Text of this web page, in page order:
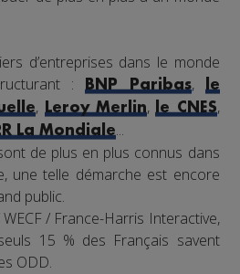
d’entreprises dans le monde
:
BNP Paribas,
le
, Leroy Merlin,le CNES,
La Mondiale...
de plus en plus connus dans
une telle démarche est encore
public.
/ France-Harris Interactive,
15 % des Français savent
ODD.